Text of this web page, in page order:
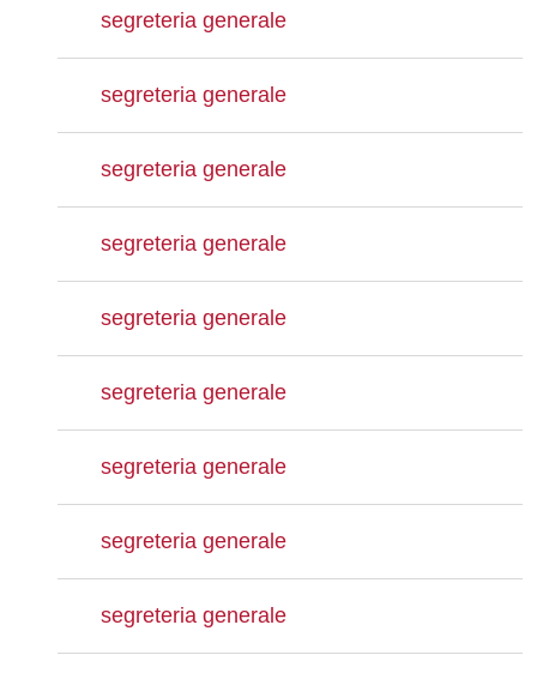
segreteria generale
segreteria generale
segreteria generale
segreteria generale
segreteria generale
segreteria generale
segreteria generale
segreteria generale
segreteria generale